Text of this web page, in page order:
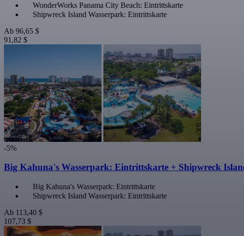
WonderWorks Panama City Beach: Eintrittskarte
Shipwreck Island Wasserpark: Eintrittskarte
Ab 96,65 $
91,82 $
-5%
Big Kahuna's Wasserpark: Eintrittskarte + Shipwreck
Big Kahuna's Wasserpark: Eintrittskarte
Shipwreck Island Wasserpark: Eintrittskarte
Ab 113,40 $
107,73 $